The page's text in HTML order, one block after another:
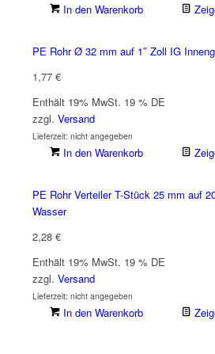
In den Warenkorb
PE Rohr Ø 32 mm auf 1″ Zoll IG
1,77 €
Enthält 19% MwSt. 19 % DE
zzgl. Versand
Lieferzeit: nicht angegeben
In den Warenkorb
PE Rohr Verteiler T-Stück 25 mm auf
Wasser
2,28 €
Enthält 19% MwSt. 19 % DE
zzgl. Versand
Lieferzeit: nicht angegeben
In den Warenkorb